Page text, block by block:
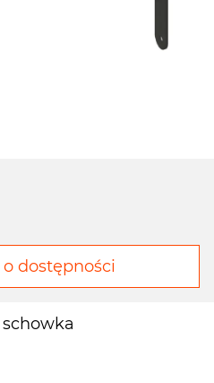
dostępności
schowka